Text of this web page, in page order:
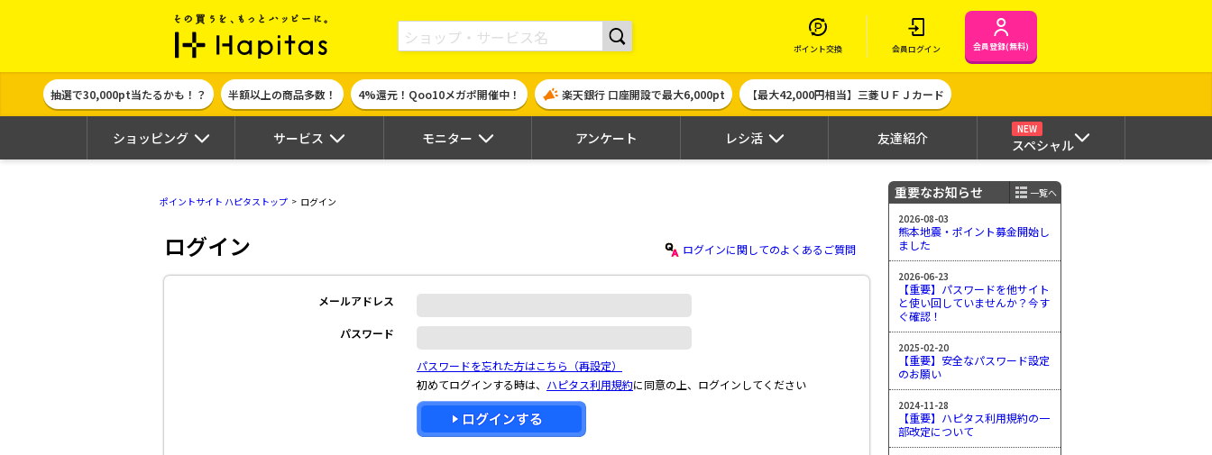
ポイント貯めて現金やギフト券に交換できるポイントサイト | ハピタス
ポイント交換 会員ログイン 会員登録(無料)
抽選で30,000pt当たるかも！？ 半額以上の商品多数！ 4%還元！Qoo10メガポ開催中！ 楽天銀行 口座開設で最大6,000pt 【最大42,000円相当】三菱ＵＦＪカード
ショッピング サービス モニター アンケート レシ活 友達紹介
NEW
スペシャル
ポイントサイト ハピタストップ ログイン
ログイン ログインに関してのよくあるご質問
メールアドレス
パスワード
パスワードを忘れた方はこちら（再設定）
初めてログインする時は、 ハピタス利用規約に同意の上、ログインしてください
重要なお知らせ
一覧へ
2026-08-03
熊本地震・ポイント募金開始し
ました
2026-06-23
【重要】パスワードを他サイト
と使い回していませんか？今す
ぐ確認！
2025-02-20
【重要】安全なパスワード設定
のお願い
2024-11-28
【重要】ハピタス利用規約の一
部改定について